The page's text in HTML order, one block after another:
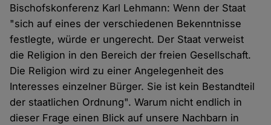
Bischofskonferenz Karl Lehmann: Wenn der Staat
"sich auf eines der verschiedenen Bekenntnisse
festlegte, würde er ungerecht. Der Staat verweist
die Religion in den Bereich der freien Gesellschaft.
Die Religion wird zu einer Angelegenheit des
Interesses einzelner Bürger. Sie ist kein Bestandteil
der staatlichen Ordnung". Warum nicht endlich in
dieser Frage einen Blick auf unsere Nachbarn in